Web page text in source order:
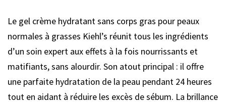
Le gel crème hydratant sans corps gras pour peaux
normales à grasses Kiehl’s réunit tous les ingrédients
d’un soin expert aux effets à la fois nourrissants et
matifiants, sans alourdir. Son atout principal : il offre
une parfaite hydratation de la peau pendant 24 heures
tout en aidant à réduire les excès de sébum. La brillance